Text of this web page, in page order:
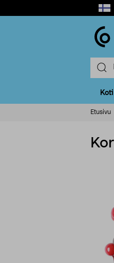
Select
market
Koti
Etusivu